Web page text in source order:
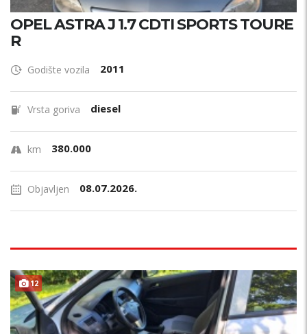
OPEL ASTRA J 1.7 CDTI SPORTS TOURE
R
Godište vozila 2011
Vrsta goriva diesel
km 380.000
Objavljen 08.07.2026.
12